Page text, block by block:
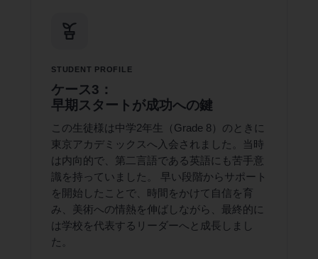
STUDENT PROFILE
ケース3：
早期スタートが成功への鍵
この生徒様は中学2年生（Grade 8）のときに
東京アカデミックスへ入会されました。当時
は内向的で、第二言語である英語にも苦手意
識を持っていました。 早い段階からサポート
を開始したことで、時間をかけて自信を育
み、美術への情熱を伸ばしながら、最終的に
は学校を代表するリーダーへと成長しまし
た。